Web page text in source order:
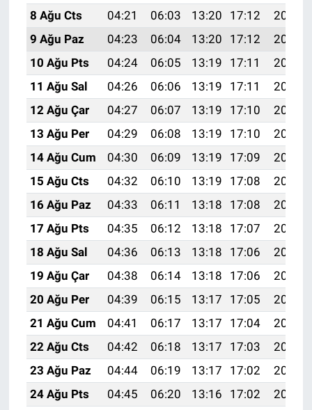
8 Ağu Cts
04:21 06:03 13:20 17:12
20:26
9 Ağu Paz
04:23 06:04 13:20 17:12
20:25
10 Ağu Pts
04:24 06:05 13:19 17:11
20:24
11 Ağu Sal
04:26 06:06 13:19 17:11
20:22
12 Ağu Çar
04:27 06:07 13:19 17:10
20:21
13 Ağu Per
04:29 06:08 13:19 17:10
20:20
14 Ağu Cum
04:30 06:09 13:19 17:09
20:18
15 Ağu Cts
04:32 06:10 13:19 17:08
20:17
16 Ağu Paz
04:33 06:11 13:18 17:08
20:15
17 Ağu Pts
04:35 06:12 13:18 17:07
20:14
18 Ağu Sal
04:36 06:13 13:18 17:06
20:13
19 Ağu Çar
04:38 06:14 13:18 17:06
20:11
20 Ağu Per
04:39 06:15 13:17 17:05
20:10
21 Ağu Cum
04:41 06:17 13:17 17:04
20:08
22 Ağu Cts
04:42 06:18 13:17 17:03
20:07
23 Ağu Paz
04:44 06:19 13:17 17:02
20:05
24 Ağu Pts
04:45 06:20 13:16 17:02
20:03